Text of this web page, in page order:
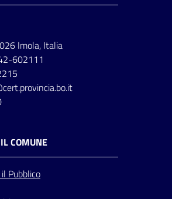
Imola, Italia
602111
COMUNE
Pubblico